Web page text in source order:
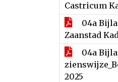
Castricum
04a
Zaanstad
04a
2025